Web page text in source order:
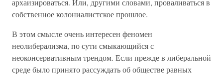
архаизироваться. Или, другими словами, проваливаться в
собственное колониалистское прошлое.
В этом смысле очень интересен феномен
неолиберализма, по сути смыкающийся с
неоконсервативным трендом. Если прежде в либеральной
среде было принято рассуждать об обществе равных